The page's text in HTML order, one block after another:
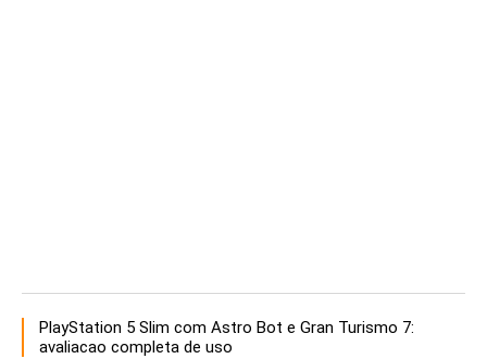
PlayStation 5 Slim com Astro Bot e Gran Turismo 7:
avaliacao completa de uso